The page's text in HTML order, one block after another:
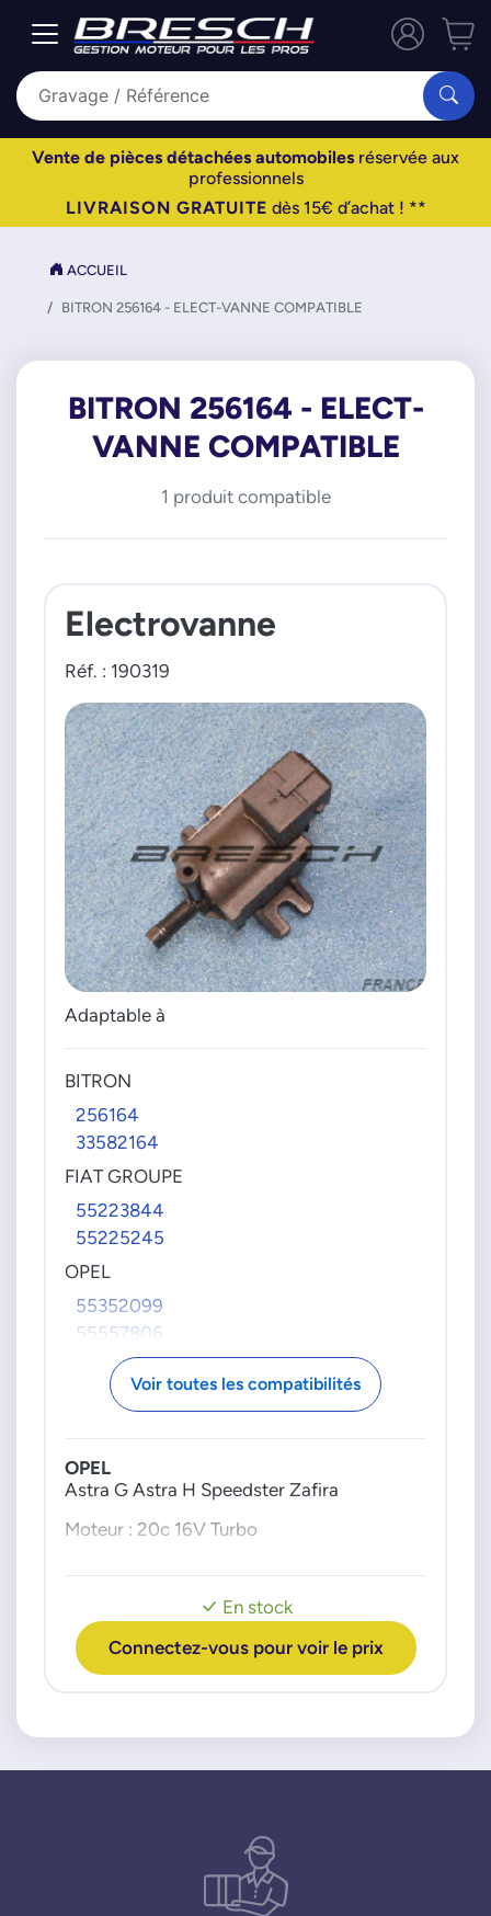
Vente de pièces détachées automobiles réservée aux
professionnels
LIVRAISON GRATUITE dès 15€ d’achat ! **
ACCUEIL
BITRON 256164 - ELECT-VANNE COMPATIBLE
BITRON 256164 - ELECT-
VANNE COMPATIBLE
1 produit compatible
Electrovanne
Réf. : 190319
Adaptable à
BITRON
256164
33582164
FIAT GROUPE
55223844
55225245
OPEL
55352099
55557806
5850129
PIERBURG
70042601
70042602
700426050
70049800
700498000
Voir toutes les compatibilités
En stock
Connectez-vous pour voir le prix
OPEL
Astra G Astra H Speedster Zafira
Moteur : 20c 16V Turbo